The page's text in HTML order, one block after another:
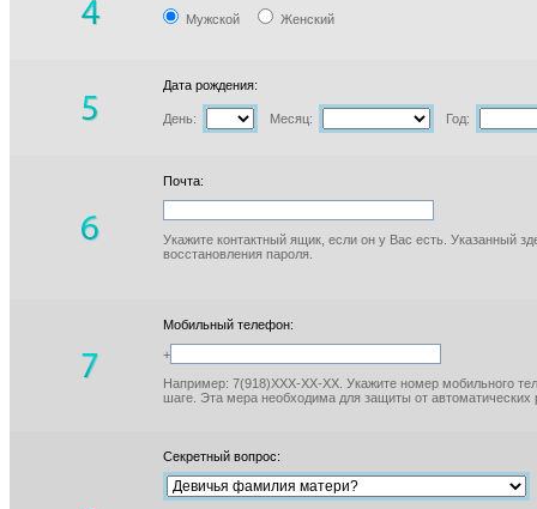
Мужской Женский
Дата рождения:
День: Месяц: Год:
Почта:
Укажите контактный ящик, если он у Вас есть. Указанный
восстановления пароля.
Мобильный телефон:
+
Например: 7(918)XXX-XX-XX. Укажите номер мобильного
шаге. Эта мера необходима для защиты от автоматических
Секретный вопрос: